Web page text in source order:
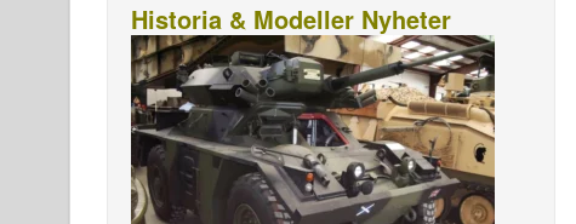
Historia & Modeller Nyheter